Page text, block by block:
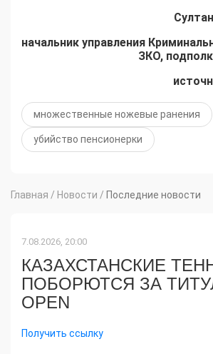
начальник управления
ЗКО,
множественные ножевые ранения
убийство пенсионерки
Главная / Новости / Последние новости
7.08.2026, 20:00
КАЗАХСТАНСКИЕ
ПОБОРЮТСЯ ЗА
OPEN
Получить ссылку